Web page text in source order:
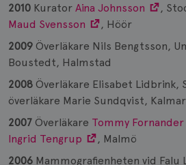
2010 Kurator Aina Johnsson
,
Maud Svensson
, Höör
2009 Överläkare Nils Bengtsson,
Boustedt, Halmstad
2008 Överläkare Elisabet Lidbrink,
överläkare Marie Sundqvist, Kalmar
2007 Överläkare Tommy Fornander
Ingrid Tengrup
, Malmö
2006 Mammografienheten vid Falu